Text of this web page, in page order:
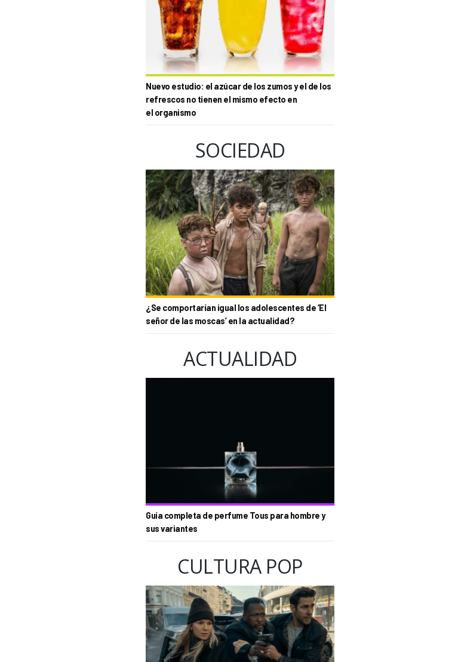
Nuevo estudio: el azúcar de los zumos y el de los
refrescos no tienen el mismo efecto en
el organismo
SOCIEDAD
¿Se comportarían igual los adolescentes de ‘El
señor de las moscas’ en la actualidad?
ACTUALIDAD
Guía completa de perfume Tous para hombre y
sus variantes
CULTURA POP